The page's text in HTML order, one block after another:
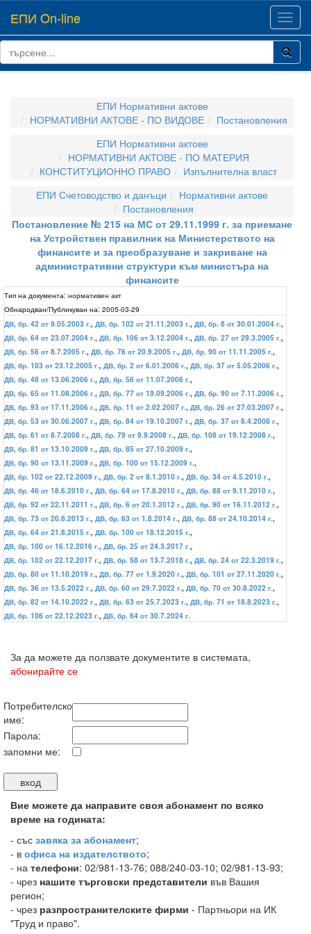
ЕПИ On-line
ЕПИ Нормативни актове
НОРМАТИВНИ АКТОВЕ - ПО ВИДОВЕ
Постановления
ЕПИ Нормативни актове
НОРМАТИВНИ АКТОВЕ - ПО МАТЕРИЯ
КОНСТИТУЦИОННО ПРАВО
Изпълнителна власт
ЕПИ Счетоводство и данъци
Нормативни актове
Постановления
Постановление № 215 на МС от 29.11.1999 г. за приемане
на Устройствен правилник на Министерството на
финансите и за преобразуване и закриване на
административни структури към министъра на
финансите
Тип на документа: нормативен акт
Обнародван/Публикуван на: 2005-03-29
ДВ, бр. 42 от 9.05.2003 г., ДВ, бр. 102 от 21.11.2003 г., ДВ, бр. 8 от 30.01.2004 г.,
ДВ, бр. 64 от 23.07.2004 г., ДВ, бр. 106 от 3.12.2004 г., ДВ, бр. 27 от 29.3.2005 г.,
ДВ, бр. 56 от 8.7.2005 г., ДВ, бр. 76 от 20.9.2005 г., ДВ, бр. 90 от 11.11.2005 г.,
ДВ, бр. 103 от 23.12.2005 г., ДВ, бр. 2 от 6.01.2006 г., ДВ, бр. 37 от 5.05.2006 г.,
ДВ, бр. 48 от 13.06.2006 г., ДВ, бр. 56 от 11.07.2006 г.,
ДВ, бр. 65 от 11.08.2006 г., ДВ, бр. 77 от 19.09.2006 г., ДВ, бр. 90 от 7.11.2006 г.,
ДВ, бр. 93 от 17.11.2006 г., ДВ, бр. 11 от 2.02.2007 г., ДВ, бр. 26 от 27.03.2007 г.,
ДВ, бр. 53 от 30.06.2007 г., ДВ, бр. 84 от 19.10.2007 г., ДВ, бр. 37 от 8.4.2008 г.,
ДВ, бр. 61 от 8.7.2008 г., ДВ, бр. 79 от 9.9.2008 г., ДВ, бр. 108 от 19.12.2008 г.,
ДВ, бр. 81 от 13.10.2009 г., ДВ, бр. 85 от 27.10.2009 г.,
ДВ, бр. 90 от 13.11.2009 г., ДВ, бр. 100 от 15.12.2009 г.,
ДВ, бр. 102 от 22.12.2009 г., ДВ, бр. 2 от 8.1.2010 г., ДВ, бр. 34 от 4.5.2010 г.,
ДВ, бр. 46 от 18.6.2010 г., ДВ, бр. 64 от 17.8.2010 г., ДВ, бр. 88 от 9.11.2010 г.,
ДВ, бр. 92 от 22.11.2011 г., ДВ, бр. 6 от 20.1.2012 г., ДВ, бр. 90 от 16.11.2012 г.,
ДВ, бр. 73 от 20.8.2013 г., ДВ, бр. 63 от 1.8.2014 г., ДВ, бр. 88 от 24.10.2014 г.,
ДВ, бр. 64 от 21.8.2015 г., ДВ, бр. 100 от 18.12.2015 г.,
ДВ, бр. 100 от 16.12.2016 г., ДВ, бр. 25 от 24.3.2017 г.,
ДВ, бр. 102 от 22.12.2017 г., ДВ, бр. 58 от 13.7.2018 г., ДВ, бр. 24 от 22.3.2019 г.,
ДВ, бр. 80 от 11.10.2019 г., ДВ, бр. 77 от 1.9.2020 г., ДВ, бр. 101 от 27.11.2020 г.,
ДВ, бр. 36 от 13.5.2022 г., ДВ, бр. 60 от 29.7.2022 г., ДВ, бр. 70 от 30.8.2022 г.,
ДВ, бр. 82 от 14.10.2022 г., ДВ, бр. 63 от 25.7.2023 г., ДВ, бр. 71 от 18.8.2023 г.,
ДВ, бр. 106 от 22.12.2023 г., ДВ, бр. 64 от 30.7.2024 г.
За да можете да ползвате документите в системата,
абонирайте се
Потребителско
име:
Парола:
запомни ме:
Вие можете да направите своя абонамент по всяко
време на годината:
- със завяка за абонамент;
- в офиса на издателството;
- на телефони: 02/981-13-76; 088/240-03-10; 02/981-13-93;
- чрез нашите търговски представители във Вашия
регион;
- чрез разпространителските фирми - Партньори на ИК
"Труд и право".